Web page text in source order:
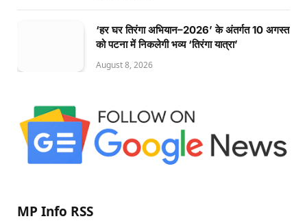
‘हर घर तिरंगा अभियान–2026’ के अंतर्गत 10 अगस्त
को पटना में निकलेगी भव्य ‘तिरंगा यात्रा’
August 8, 2026
MP Info RSS